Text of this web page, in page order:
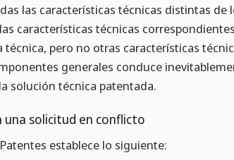
las características técnicas distintas de
características técnicas
pero no otras características
generales conduce
solución técnica patentada.
una solicitud en conflicto
establece lo siguiente: